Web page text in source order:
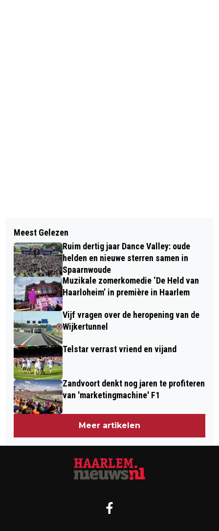
BESTELBUSJE RIJDT
STRAATMEUBILAIR UIT DE GROND
MEERDERE SCHOTEN GEHOORD;
KOGELHULZEN OP PRINSENBRUG
Meest Gelezen
Ruim dertig jaar Dance Valley: oude
helden en nieuwe sterren samen in
Spaarnwoude
Muzikale zomerkomedie ‘De Held van
Haarloheim’ in première in Haarlem
Vijf vragen over de heropening van de
Wijkertunnel
Telstar verrast vriend en vijand
Zandvoort denkt nog jaren te profiteren
van 'marketingmachine' F1
Meer artikelen